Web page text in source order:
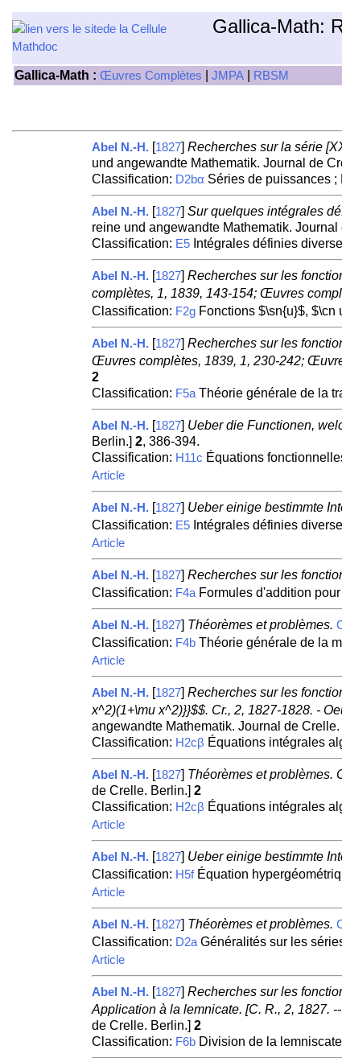
Gallica-Math:
Gallica-Math : Œuvres Complètes JMPA RBSM
Abel N.-H. [1827] Recherches sur la série
und angewandte Mathematik. Journal de
Classification: D2bα Séries de puissances ;
Abel N.-H. [1827] Sur quelques intégrales
reine und angewandte Mathematik. Journal
Classification: E5Intégrales définies
Abel N.-H. [1827] Recherches sur les
complètes, 1, 1839, 143-154; Œuvres
Classification: F2gFonctions $\sn{u}$, $\cn
Abel N.-H. [1827] Recherches sur les
Œuvres complètes, 1839, 1, 230-242;
2
Classification: F5aThéorie générale de la
Abel N.-H. [1827] Ueber die Functionen,
Berlin.] 2, 386-394.
Classification: H11c Équations
Article
Abel N.-H. [1827] Ueber einige bestimmte
Classification: E5Intégrales définies
Article
Abel N.-H. [1827] Recherches sur les
Classification: F4aFormules d'addition
Abel N.-H. [1827] Théorèmes et problèmes.
Classification: F4bThéorie générale de la
Article
Abel N.-H. [1827] Recherches sur les
x^2)(1+\mu x^2)}}$$. Cr., 2, 1827-1828. -
angewandte Mathematik. Journal de Crelle.
Classification: H2cβ Équations intégrales
Abel N.-H. [1827] Théorèmes et problèmes.
de Crelle. Berlin.] 2
Classification: H2cβ Équations intégrales
Article
Abel N.-H. [1827] Ueber einige bestimmte
Classification: H5fÉquation
Article
Abel N.-H. [1827] Théorèmes et problèmes.
Classification: D2aGénéralités sur les
Article
Abel N.-H. [1827] Recherches sur les
Application à la lemnicate. [C. R., 2, 1827.
de Crelle. Berlin.] 2
Classification: F6bDivision de la